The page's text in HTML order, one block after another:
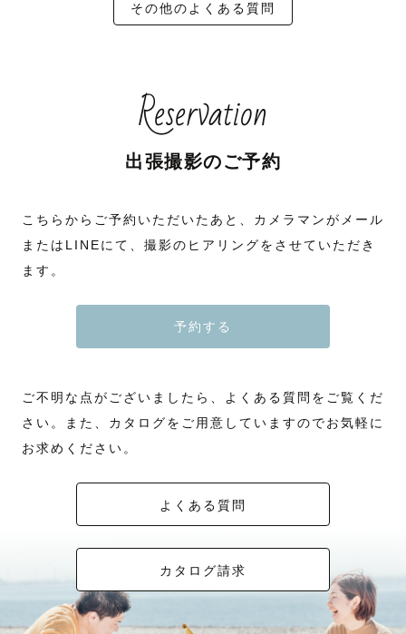
その他のよくある質問
Reservation
出張撮影のご予約
こちらからご予約いただいたあと、カメラマンがメール
またはLINEにて、撮影のヒアリングをさせていただき
ます。
予約する
ご不明な点がございましたら、よくある質問をご覧くだ
さい。また、カタログをご用意していますのでお気軽に
お求めください。
よくある質問
カタログ請求